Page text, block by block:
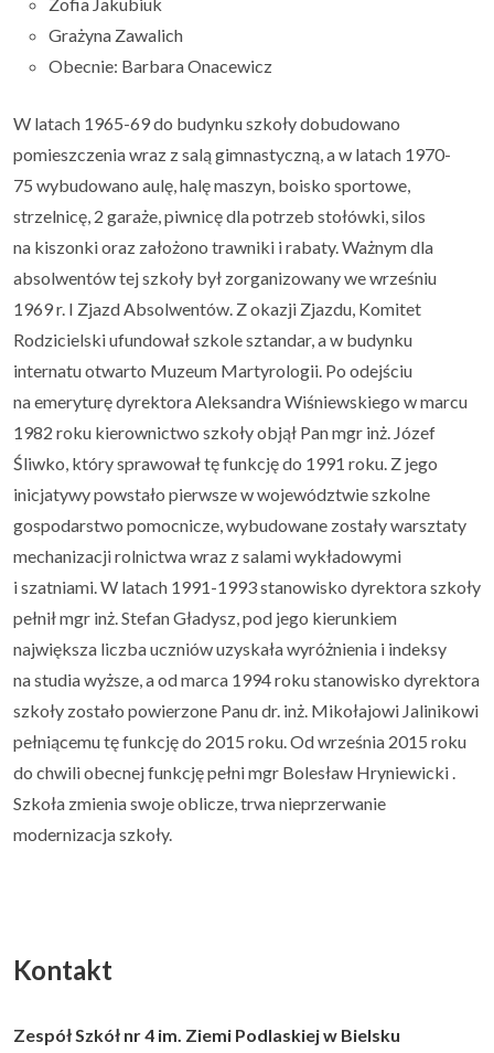
Grażyna Zawalich
Obecnie: Barbara Onacewicz
W latach 1965-69 do budynku szkoły dobudowano
pomieszczenia wraz z salą gimnastyczną, a w latach 1970-
75 wybudowano aulę, halę maszyn, boisko sportowe,
strzelnicę, 2 garaże, piwnicę dla potrzeb stołówki, silos
na kiszonki oraz założono trawniki i rabaty. Ważnym dla
absolwentów tej szkoły był zorganizowany we wrześniu
1969 r. I Zjazd Absolwentów. Z okazji Zjazdu, Komitet
Rodzicielski ufundował szkole sztandar, a w budynku
internatu otwarto Muzeum Martyrologii. Po odejściu
na emeryturę dyrektora Aleksandra Wiśniewskiego w marcu
1982 roku kierownictwo szkoły objął Pan mgr inż. Józef
Śliwko, który sprawował tę funkcję do 1991 roku. Z jego
inicjatywy powstało pierwsze w województwie szkolne
gospodarstwo pomocnicze, wybudowane zostały warsztaty
mechanizacji rolnictwa wraz z salami wykładowymi
i szatniami. W latach 1991-1993 stanowisko dyrektora szkoły
pełnił mgr inż. Stefan Gładysz, pod jego kierunkiem
największa liczba uczniów uzyskała wyróżnienia i indeksy
na studia wyższe, a od marca 1994 roku stanowisko dyrektora
szkoły zostało powierzone Panu dr. inż. Mikołajowi Jalinikowi
pełniącemu tę funkcję do 2015 roku. Od września 2015 roku
do chwili obecnej funkcję pełni mgr Bolesław Hryniewicki .
Szkoła zmienia swoje oblicze, trwa nieprzerwanie
modernizacja szkoły.
Kontakt
Zespół Szkół nr 4 im. Ziemi Podlaskiej w Bielsku